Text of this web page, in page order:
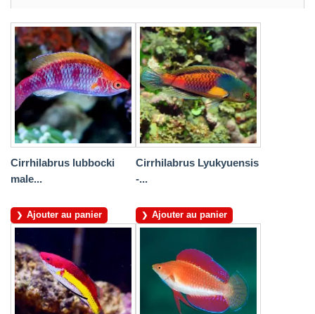
Cirrhilabrus lubbocki
male...
Ajouter au panier
Cirrhilabrus Lyukyuensis
-...
Ajouter au panier